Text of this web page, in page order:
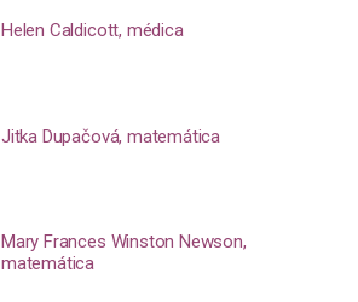
Helen Caldicott, médica
Jitka Dupačová, matemática
Mary Frances Winston Newson,
matemática